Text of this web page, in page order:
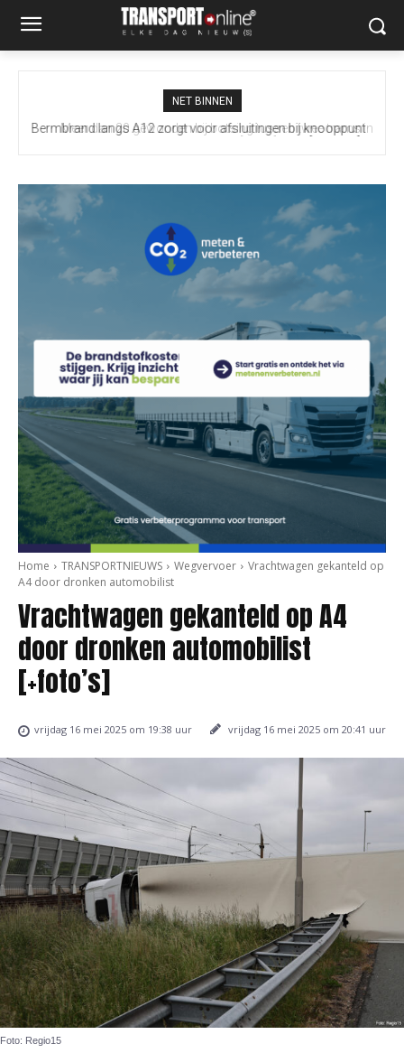
NET BINNEN
Meer dan 20 gewonden bij botsing tussen twee trams in
Home TRANSPORTNIEUWS Wegvervoer
Vrachtwagen gekanteld op
A4 door dronken automobilist
Vrachtwagen gekanteld op A4
door dronken automobilist
[+foto’s]
vrijdag 16 mei 2025 om 19:38 uur vrijdag 16 mei 2025 om 20:41 uur
Foto: Regio15